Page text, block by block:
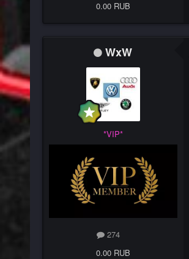
0.00 RUB
WxW
*VIP*
274
0.00 RUB